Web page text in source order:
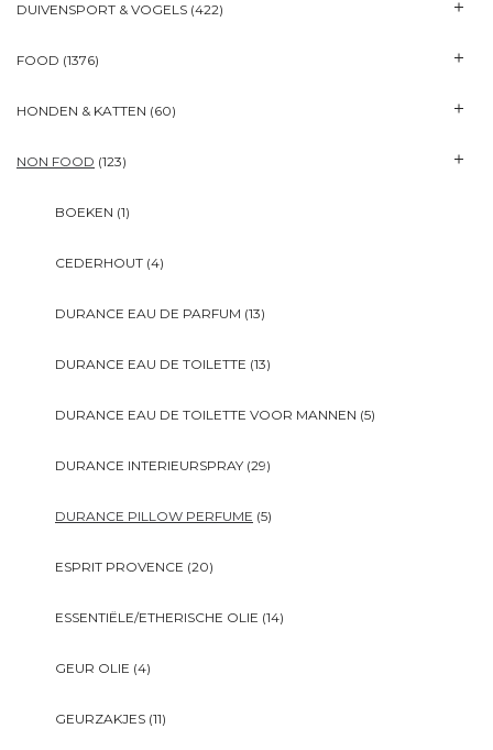
DUIVENSPORT & VOGELS (422)
FOOD (1376)
HONDEN & KATTEN (60)
NON FOOD (123)
BOEKEN (1)
CEDERHOUT (4)
DURANCE EAU DE PARFUM (13)
DURANCE EAU DE TOILETTE (13)
DURANCE EAU DE TOILETTE VOOR MANNEN (5)
DURANCE INTERIEURSPRAY (29)
DURANCE PILLOW PERFUME (5)
ESPRIT PROVENCE (20)
ESSENTIËLE/ETHERISCHE OLIE (14)
GEUR OLIE (4)
GEURZAKJES (11)